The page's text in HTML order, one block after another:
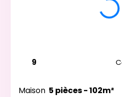
9
Maison 5 pièces - 102m²